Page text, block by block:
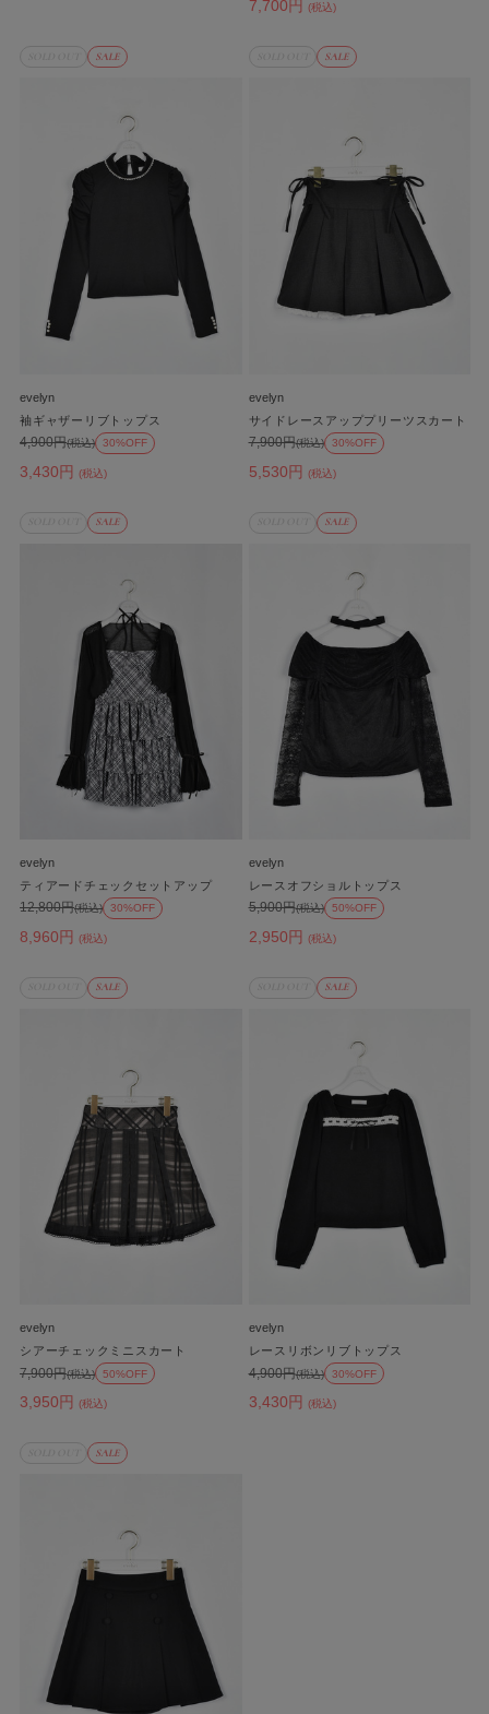
7,700円 (税込)
SALE
evelyn
袖ギャザーリブトップス
3,430円 (税込)
4,900円(税込) 30%OFF
SALE
evelyn
サイドレースアッププリーツスカート
5,530円 (税込)
7,900円(税込) 30%OFF
SALE
evelyn
ティアードチェックセットアップ
8,960円 (税込)
12,800円(税込) 30%OFF
SALE
evelyn
レースオフショルトップス
2,950円 (税込)
5,900円(税込) 50%OFF
SALE
evelyn
シアーチェックミニスカート
3,950円 (税込)
7,900円(税込) 50%OFF
SALE
evelyn
レースリボンリブトップス
3,430円 (税込)
4,900円(税込) 30%OFF
SALE